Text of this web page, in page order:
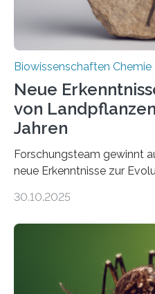
Biowissenschaften Chemie
Neue
von
Jahren
Forschungsteam gewinnt
neue Erkenntnisse zur
Landpflanzen zählen zu
Grünalgen, die vor
lebten. Unter den
die noch heute in der
30.10.2025